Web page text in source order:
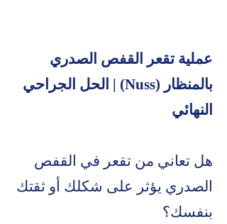
عملية تقعر القفص الصدري
بالمنظار (Nuss) | الحل الجراحي
النهائي
هل تعاني من تقعر في القفص
الصدري يؤثر على شكلك أو ثقتك
بنفسك؟